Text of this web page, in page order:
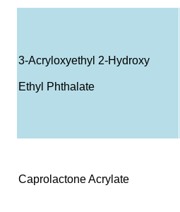
3-Acryloxyethyl 2-Hydroxy
Ethyl Phthalate
Caprolactone Acrylate